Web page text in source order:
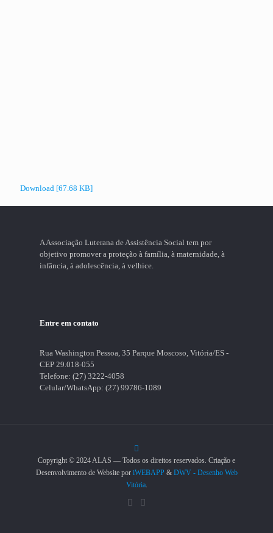
Download [67.68 KB]
A Associação Luterana de Assistência Social tem por
objetivo promover a proteção à família, à maternidade, à
infância, à adolescência, à velhice.
Entre em contato
Rua Washington Pessoa, 35 Parque Moscoso, Vitória/ES -
CEP 29.018-055
Telefone: (27) 3222-4058
Celular/WhatsApp: (27) 99786-1089
Copyright © 2024 ALAS — Todos os direitos reservados. Criação e
Desenvolvimento de Website por iWEBAPP& DWV - Desenho Web
Vitória.